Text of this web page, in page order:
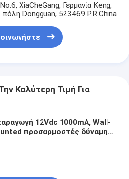
XiaCheGang, Γερμανία Keng,
Dongguan, 523469 P.R.China
Καλύτερη Τιμή Για
12Vdc 1000mA, Wall-
προσαρμοστές δύναμης